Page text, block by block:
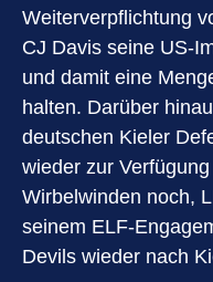
Weiterverpflichtung
CJ Davis seine US-
und damit eine
halten. Darüber
deutschen Kieler
wieder zur
Wirbelwinden noch,
seinem ELF-
Devils wieder nach